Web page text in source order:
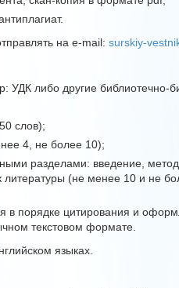
на e-mail: surskiy-
УДК либо другие
слов);
4, не более 10);
разделами: введение,
литературы (не менее 10 и не
в порядке цитирования и
текстовом формате.
языках.